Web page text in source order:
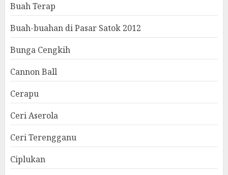
Buah Terap
Buah-buahan di Pasar Satok 2012
Bunga Cengkih
Cannon Ball
Cerapu
Ceri Aserola
Ceri Terengganu
Ciplukan